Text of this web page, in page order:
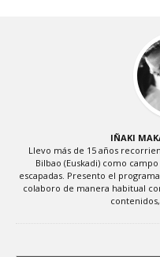
IÑAKI
Llevo más de 15 años
Bilbao (Euskadi) como
escapadas. Presento el
colaboro de manera habitual